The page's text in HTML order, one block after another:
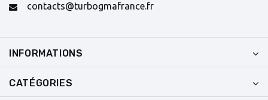
contacts@turbogmafrance.fr
INFORMATIONS
CATÉGORIES